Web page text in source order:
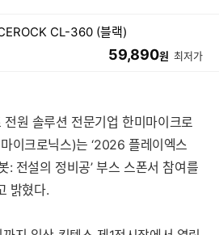
CL-360 (블랙)
59,890원 최저가
전원 솔루션 전문기업 한미마이크로
이크로닉스)는 ‘2026 플레이엑스
: 전설의 정비공’ 부스 스폰서 참여를
밝혔다.